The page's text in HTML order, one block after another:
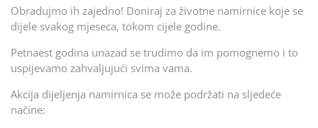
Obradujmo ih zajedno! Doniraj za životne namirnice koje se
dijele svakog mjeseca, tokom cijele godine.
Petnaest godina unazad se trudimo da im pomognemo i to
uspijevamo zahvaljujući svima vama.
Akcija dijeljenja namirnica se može podržati na sljedeće
načine: